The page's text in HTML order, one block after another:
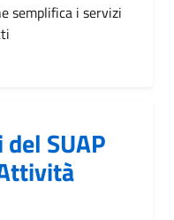
semplifica i servizi
SUAP